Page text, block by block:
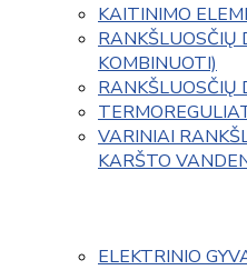
KAITINIMO
KOMBINUOTI)
RANKŠLUOSČIŲ
VARINIAI
KARŠTO
ELEKTRINIO